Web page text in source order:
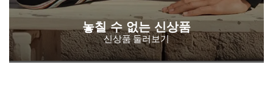
놓칠 수 없는 신상품